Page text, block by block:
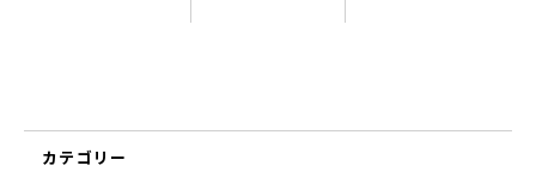
カテゴリー